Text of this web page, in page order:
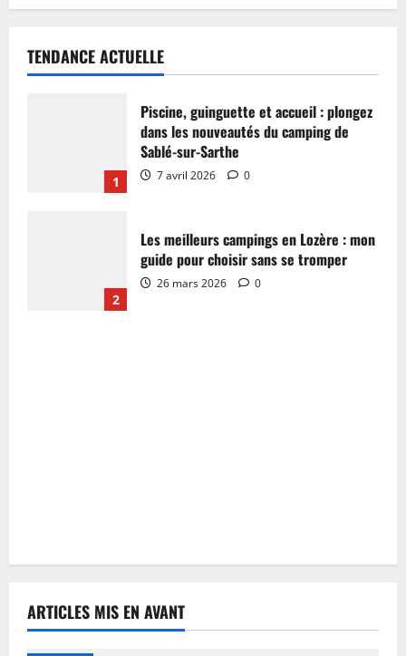
TENDANCE ACTUELLE
1
Piscine, guinguette et accueil : plongez
dans les nouveautés du camping de
Sablé-sur-Sarthe
7 avril 2026 0
2
Les meilleurs campings en Lozère : mon
guide pour choisir sans se tromper
26 mars 2026 0
ARTICLES MIS EN AVANT